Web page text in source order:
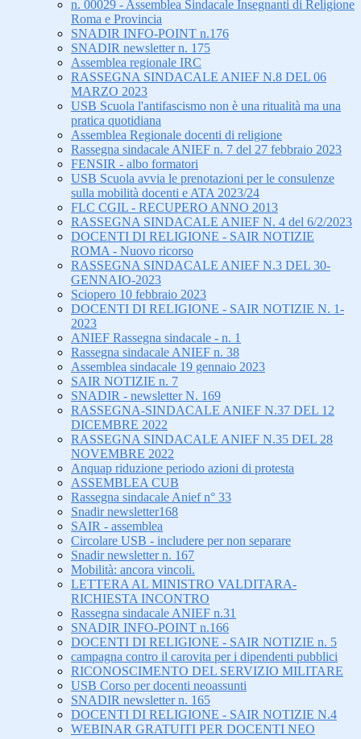
n. 00029 - Assemblea Sindacale Insegnanti di Religione
Roma e Provincia
SNADIR INFO-POINT n.176
SNADIR newsletter n. 175
Assemblea regionale IRC
RASSEGNA SINDACALE ANIEF N.8 DEL 06
MARZO 2023
USB Scuola l'antifascismo non è una ritualità ma una
pratica quotidiana
Assemblea Regionale docenti di religione
Rassegna sindacale ANIEF n. 7 del 27 febbraio 2023
FENSIR - albo formatori
USB Scuola avvia le prenotazioni per le consulenze
sulla mobilità docenti e ATA 2023/24
FLC CGIL - RECUPERO ANNO 2013
RASSEGNA SINDACALE ANIEF N. 4 del 6/2/2023
DOCENTI DI RELIGIONE - SAIR NOTIZIE
ROMA - Nuovo ricorso
RASSEGNA SINDACALE ANIEF N.3 DEL 30-
GENNAIO-2023
Sciopero 10 febbraio 2023
DOCENTI DI RELIGIONE - SAIR NOTIZIE N. 1-
2023
ANIEF Rassegna sindacale - n. 1
Rassegna sindacale ANIEF n. 38
Assemblea sindacale 19 gennaio 2023
SAIR NOTIZIE n. 7
SNADIR - newsletter N. 169
RASSEGNA-SINDACALE ANIEF N.37 DEL 12
DICEMBRE 2022
RASSEGNA SINDACALE ANIEF N.35 DEL 28
NOVEMBRE 2022
Anquap riduzione periodo azioni di protesta
ASSEMBLEA CUB
Rassegna sindacale Anief n° 33
Snadir newsletter168
SAIR - assemblea
Circolare USB - includere per non separare
Snadir newsletter n. 167
Mobilità: ancora vincoli.
LETTERA AL MINISTRO VALDITARA-
RICHIESTA INCONTRO
Rassegna sindacale ANIEF n.31
SNADIR INFO-POINT n.166
DOCENTI DI RELIGIONE - SAIR NOTIZIE n. 5
campagna contro il carovita per i dipendenti pubblici
RICONOSCIMENTO DEL SERVIZIO MILITARE
USB Corso per docenti neoassunti
SNADIR newsletter n. 165
DOCENTI DI RELIGIONE - SAIR NOTIZIE N.4
WEBINAR GRATUITI PER DOCENTI NEO